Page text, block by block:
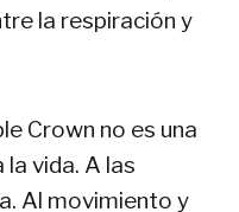
la respiración y
Crown no es una
vida. A las
Al movimiento y